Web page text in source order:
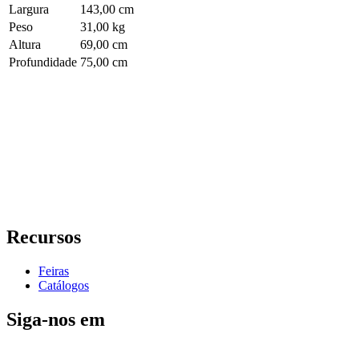
Largura
143,00 cm
Peso
31,00 kg
Altura
69,00 cm
Profundidade 75,00 cm
Recursos
Feiras
Catálogos
Siga-nos em